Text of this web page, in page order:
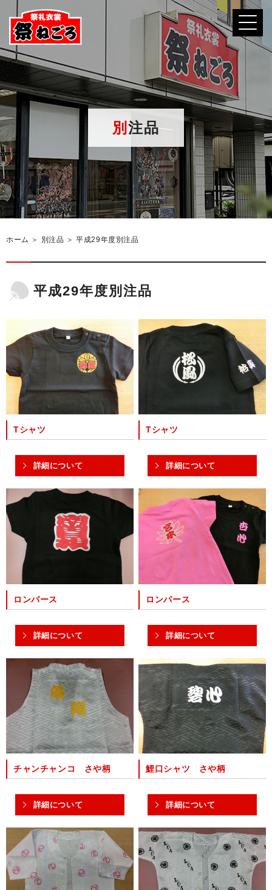
別注品
ホーム ＞ 別注品 ＞ 平成29年度別注品
平成29年度別注品
Tシャツ
詳細について
Tシャツ
詳細について
ロンパース
詳細について
ロンパース
詳細について
チャンチャンコ さや柄
詳細について
鯉口シャツ さや柄
詳細について